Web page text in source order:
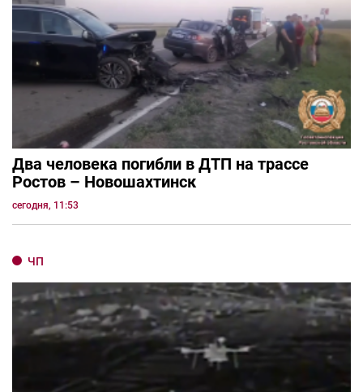
Два человека погибли в ДТП на трассе
Ростов – Новошахтинск
сегодня, 11:53
ЧП